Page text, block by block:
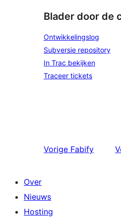
Blader door de
Ontwikkelingslog
Subversie repository
In Trac bekijken
Traceer tickets
Vorige Fabify
Over
Nieuws
Hosting